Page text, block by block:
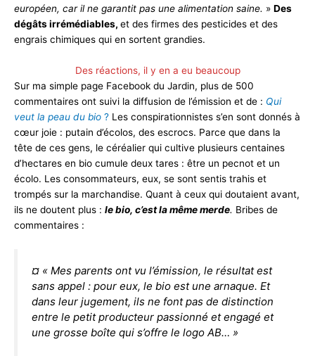
européen, car il ne garantit pas une alimentation saine. » Des
dégâts irrémédiables, et des firmes des pesticides et des
engrais chimiques qui en sortent grandies.
Des réactions, il y en a eu beaucoup
Sur ma simple page Facebook du Jardin, plus de 500
commentaires ont suivi la diffusion de l’émission et de : Qui
veut la peau du bio ? Les conspirationnistes s’en sont donnés à
cœur joie : putain d’écolos, des escrocs. Parce que dans la
tête de ces gens, le céréalier qui cultive plusieurs centaines
d’hectares en bio cumule deux tares : être un pecnot et un
écolo. Les consommateurs, eux, se sont sentis trahis et
trompés sur la marchandise. Quant à ceux qui doutaient avant,
ils ne doutent plus : le bio, c’est la même merde. Bribes de
commentaires :
¤ « Mes parents ont vu l’émission, le résultat est
sans appel : pour eux, le bio est une arnaque. Et
dans leur jugement, ils ne font pas de distinction
entre le petit producteur passionné et engagé et
une grosse boîte qui s’offre le logo AB… »